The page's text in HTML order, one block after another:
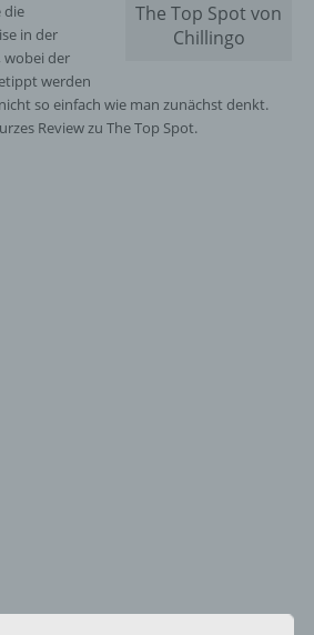
The Top Spot von
Chillingo
die
in der
wobei der
werden
so einfach wie man zunächst denkt.
Review zu The Top Spot.